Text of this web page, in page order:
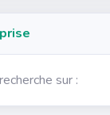
sur :